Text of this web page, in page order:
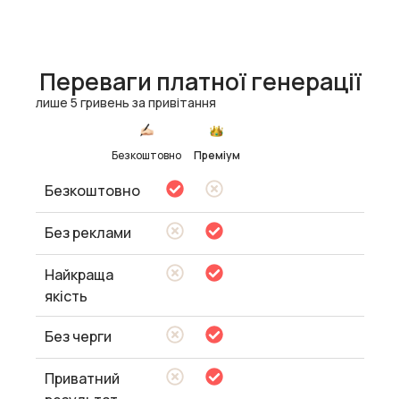
Переваги платної генерації
лише 5 гривень за привітання
Безкоштовно Преміум
Безкоштовно
Без реклами
Найкраща
якість
Без черги
Приватний